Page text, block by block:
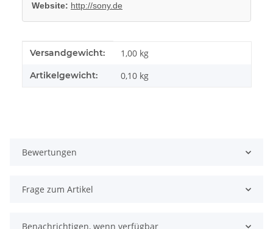
Website: http://sony.de
Produkteigenschaft
Wert
Versandgewicht: 1,00 kg
Artikelgewicht: 0,10 kg
Bewertungen
Frage zum Artikel
Benachrichtigen, wenn verfügbar